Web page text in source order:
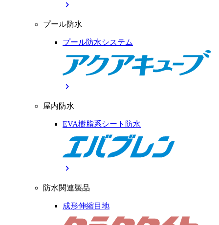
chevron_right
プール防水
プール防水システム
chevron_right
屋内防水
EVA樹脂系シート防水
chevron_right
防水関連製品
成形伸縮目地